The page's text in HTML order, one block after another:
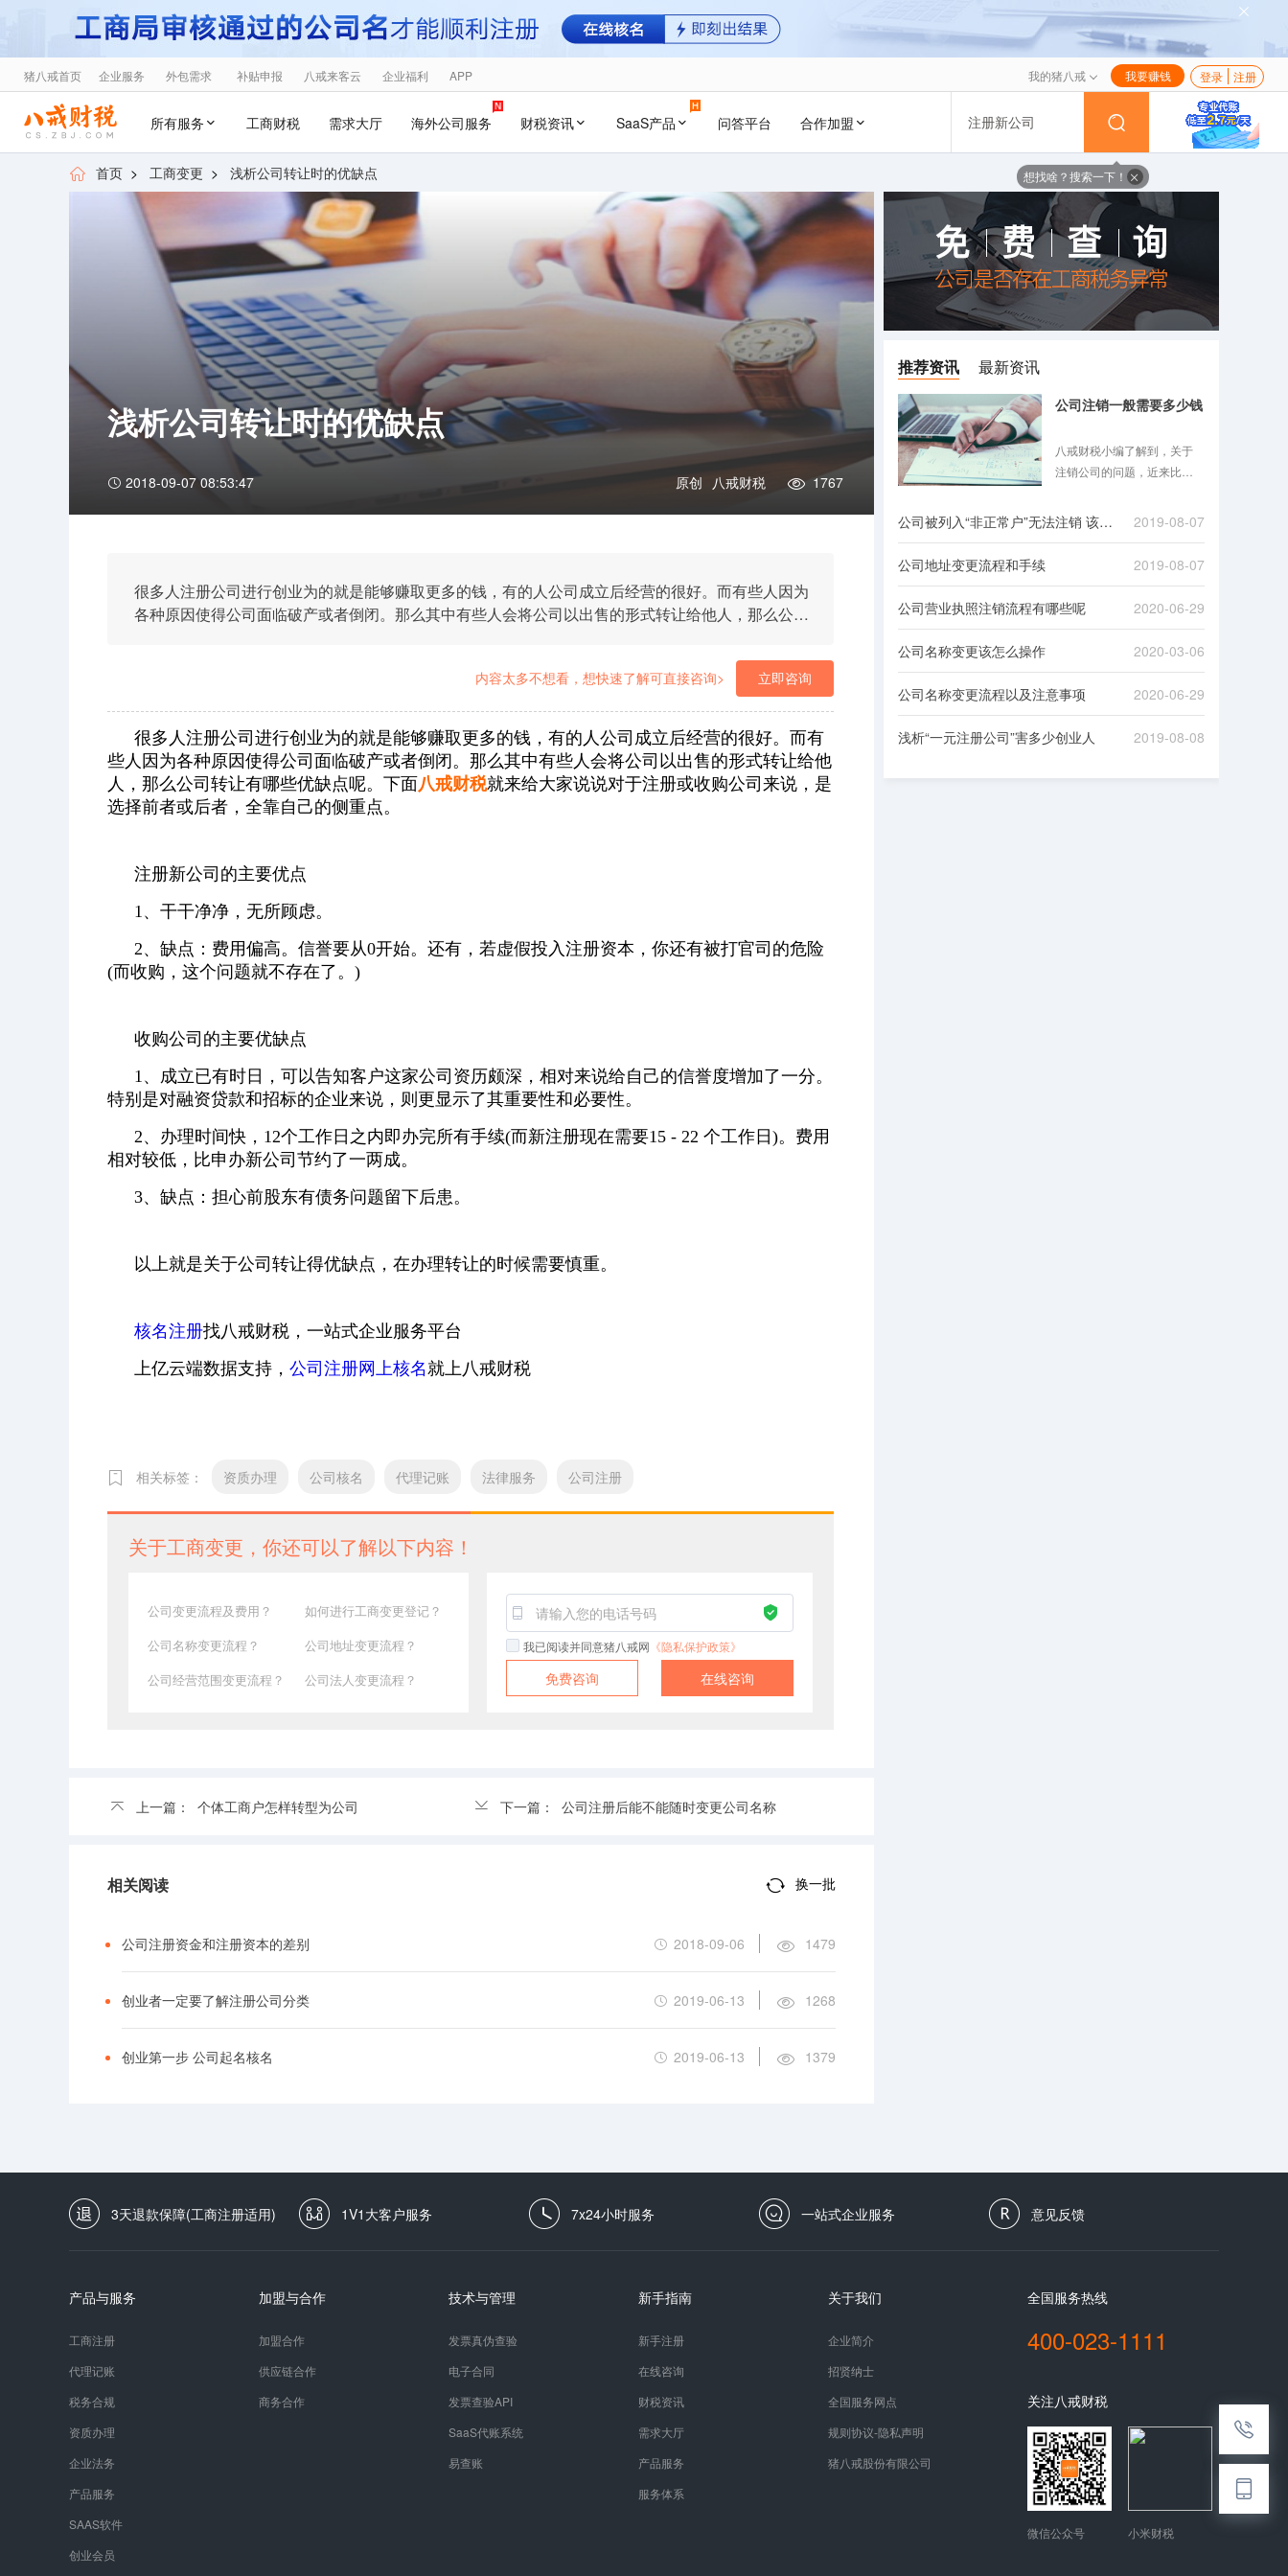
猪八戒首页 企业服务 外包需求 补贴申报 八戒来客云 企业福利 APP 我的猪八戒 我要赚钱 登录 注册
所有服务 工商财税 需求大厅 海外公司服务 财税资讯 SaaS产品 问答平台 合作加盟 注册新公司
想找啥？搜索一下！
首页 > 工商变更 > 浅析公司转让时的优缺点
浅析公司转让时的优缺点
2018-09-07 08:53:47 原创 八戒财税 1767
很多人注册公司进行创业为的就是能够赚取更多的钱，有的人公司成立后经营的很好。而有些人因为
各种原因使得公司面临破产或者倒闭。那么其中有些人会将公司以出售的形式转让给他人，那么公司
内容太多不想看，想快速了解可直接咨询> 立即咨询
很多人注册公司进行创业为的就是能够赚取更多的钱，有的人公司成立后经营的很好。而有
些人因为各种原因使得公司面临破产或者倒闭。那么其中有些人会将公司以出售的形式转让给他
人，那么公司转让有哪些优缺点呢。下面八戒财税就来给大家说说对于注册或收购公司来说，是
选择前者或后者，全靠自己的侧重点。
注册新公司的主要优点
1、干干净净，无所顾虑。
2、缺点：费用偏高。信誉要从0开始。还有，若虚假投入注册资本，你还有被打官司的危险
(而收购，这个问题就不存在了。)
收购公司的主要优缺点
1、成立已有时日，可以告知客户这家公司资历颇深，相对来说给自己的信誉度增加了一分。
特别是对融资贷款和招标的企业来说，则更显示了其重要性和必要性。
2、办理时间快，12个工作日之内即办完所有手续(而新注册现在需要15 - 22 个工作日)。费用
相对较低，比申办新公司节约了一两成。
3、缺点：担心前股东有债务问题留下后患。
以上就是关于公司转让得优缺点，在办理转让的时候需要慎重。
核名注册找八戒财税，一站式企业服务平台
上亿云端数据支持， 公司注册网上核名就上八戒财税
相关标签： 资质办理 公司核名 代理记账 法律服务 公司注册
关于工商变更，你还可以了解以下内容！
公司变更流程及费用？
如何进行工商变更登记？
公司名称变更流程？
公司地址变更流程？
公司经营范围变更流程？
公司法人变更流程？
我已阅读并同意猪八戒网 《隐私保护政策》
免费咨询 在线咨询
上一篇： 个体工商户怎样转型为公司 下一篇： 公司注册后能不能随时变更公司名称
相关阅读 换一批
公司注册资金和注册资本的差别 2018-09-06 1479
创业者一定要了解注册公司分类 2019-06-13 1268
创业第一步 公司起名核名 2019-06-13 1379
推荐资讯 最新资讯
公司注销一般需要多少钱
八戒财税小编了解到，关于
注销公司的问题，近来比较
家都在讨论是否需要在2018
年底把不经营的公司注销
参考。
公司被列入“非正常户”无法注销 该如何处理 2019-08-07
公司地址变更流程和手续 2019-08-07
公司营业执照注销流程有哪些呢 2020-06-29
公司名称变更该怎么操作 2020-03-06
公司名称变更流程以及注意事项 2020-06-29
浅析“一元注册公司”害多少创业人 2019-08-08
3天退款保障(工商注册适用) 1V1大客户服务 7x24小时服务 一站式企业服务 意见反馈
产品与服务
工商注册
代理记账
税务合规
资质办理
企业法务
产品服务
SAAS软件
创业会员
加盟与合作
加盟合作
供应链合作
商务合作
技术与管理
发票真伪查验
电子合同
发票查验API
SaaS代账系统
易查账
新手指南
新手注册
在线咨询
财税资讯
需求大厅
产品服务
服务体系
关于我们
企业简介
招贤纳士
全国服务网点
规则协议-隐私声明
猪八戒股份有限公司
全国服务热线
400-023-1111
关注八戒财税
微信公众号 小米财税